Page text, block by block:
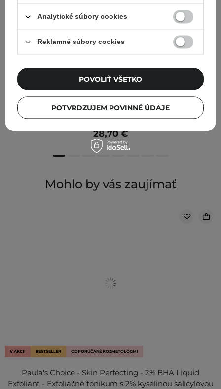
NOVINKA
SkinTra + HanGlow - Júlové duo - Peeling Destructor
30ml + SPF 50+ krém Glow Guard - 50ml
28,70 €
Mohlo by vás zaujímať
V AKCII BESTSELLER ODPORÚČANÉ KOZMETOLÓGMI
Paula's Choice - Skin Perfecting - 2% BHA Liquid
Exfoliant - Exfoliačné tonikum s 2% kyselinou salicylovou
Analytické súbory cookies
Reklamné súbory cookies
POTVRDZUJEM POVINNÉ ÚDAJE
POVOLIŤ VŠETKO